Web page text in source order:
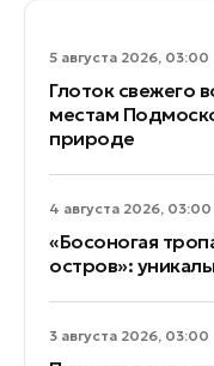
5 августа 2026, 03:00
Глоток свежего
местам
природе
4 августа 2026, 03:00
«Босоногая
остров»:
3 августа 2026, 03:00